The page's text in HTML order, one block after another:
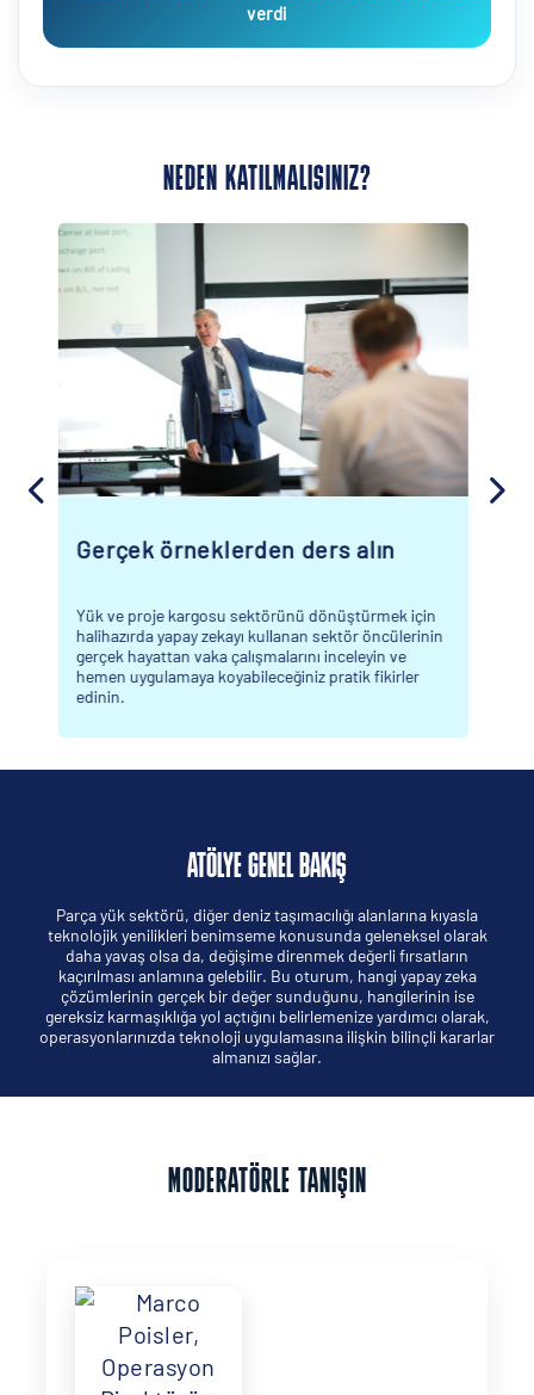
verdi
NEDEN KATILMALISINIZ?
Ziyaretinizi gerçek bir değere
Breakbulk Europe'da geçireceğiniz zamanı en verimli
şekilde değerlendirin ve etkinlikten sadece
sektördeki bağlantılarla sınırlı kalmayacak
ATÖLYE GENEL BAKIŞ
Parça yük sektörü, diğer deniz taşımacılığı alanlarına kıyasla
teknolojik yenilikleri benimseme konusunda geleneksel olarak
daha yavaş olsa da, değişime direnmek değerli fırsatların
kaçırılması anlamına gelebilir. Bu oturum, hangi yapay zeka
çözümlerinin gerçek bir değer sunduğunu, hangilerinin ise
gereksiz karmaşıklığa yol açtığını belirlemenize yardımcı olarak,
operasyonlarınızda teknoloji uygulamasına ilişkin bilinçli kararlar
almanızı sağlar.
MODERATÖRLE TANIŞIN